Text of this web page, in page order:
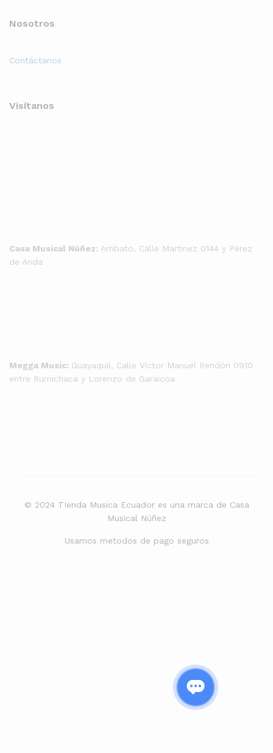
Nosotros
Contáctanos
Visítanos
Casa Musical Núñez: Ambato, Calle Martinez 0144 y Perez
de Anda
Megga Music: Guayaquil, Calle Víctor Manuel Rendón 0910
entre Rumichaca y Lorenzo de Garaicoa
© 2024 TIenda Musica Ecuador es una marca de Casa
Musical Núñez
Usamos metodos de pago seguros